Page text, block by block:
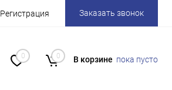
Регистрация Заказать звонок
0 0 В корзине пока пусто